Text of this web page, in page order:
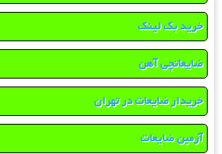
خرید بک لینک
ضایعاتچی آهن
خریدار ضایعات در تهران
آرمین ضایعات